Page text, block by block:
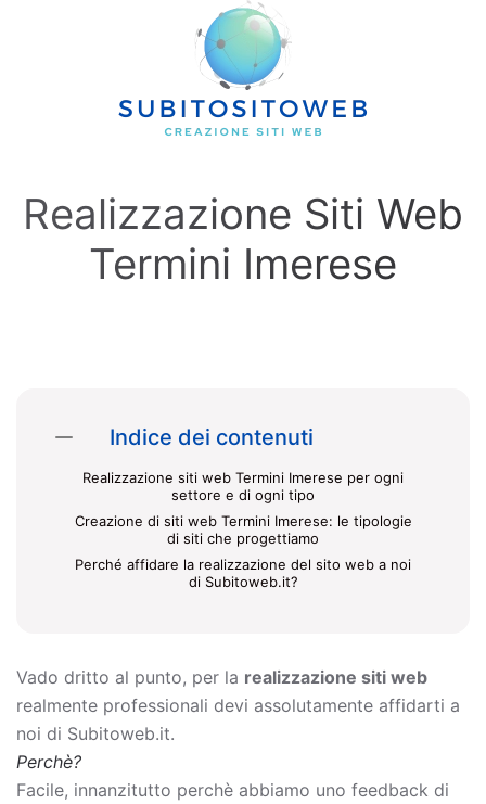
Skip to main content
Realizzazione Siti Web
Termini Imerese
Indice dei contenuti
Realizzazione siti web Termini Imerese per ogni
settore e di ogni tipo
Creazione di siti web Termini Imerese: le tipologie
di siti che progettiamo
Perché affidare la realizzazione del sito web a noi
di Subitoweb.it?
Vado dritto al punto, per la realizzazione siti web
realmente professionali devi assolutamente affidarti a
noi di Subitoweb.it.
Perchè?
Facile, innanzitutto perchè abbiamo uno feedback di